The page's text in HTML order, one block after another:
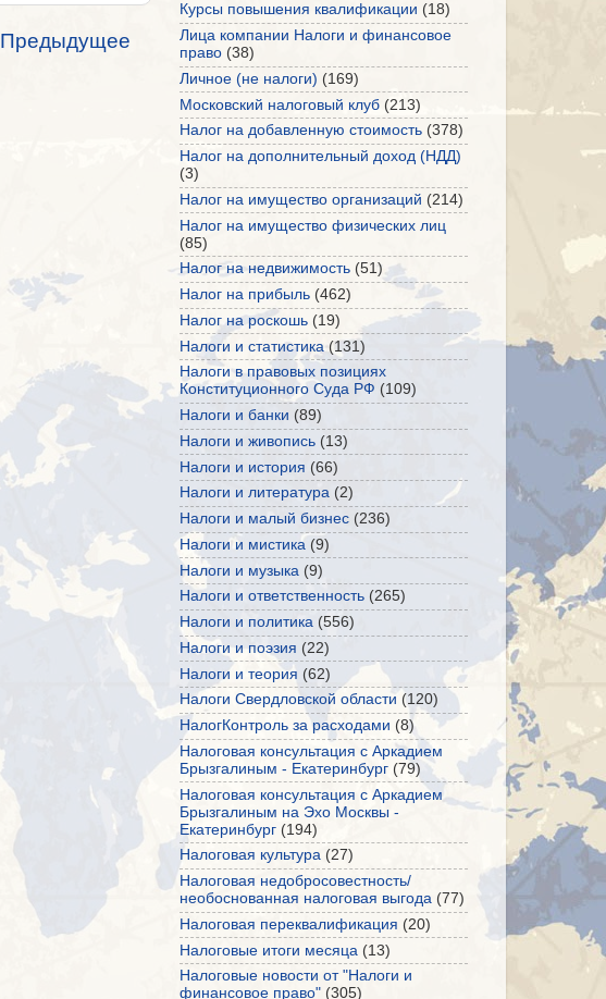
Предыдущее
Курсы повышения квалификации (18)
Лица компании Налоги и финансовое
право (38)
Личное (не налоги) (169)
Московский налоговый клуб (213)
Налог на добавленную стоимость (378)
Налог на дополнительный доход (НДД)
(3)
Налог на имущество организаций (214)
Налог на имущество физических лиц
(85)
Налог на недвижимость (51)
Налог на прибыль (462)
Налог на роскошь (19)
Налоги и статистика (131)
Налоги в правовых позициях
Конституционного Суда РФ (109)
Налоги и банки (89)
Налоги и живопись (13)
Налоги и история (66)
Налоги и литература (2)
Налоги и малый бизнес (236)
Налоги и мистика (9)
Налоги и музыка (9)
Налоги и ответственность (265)
Налоги и политика (556)
Налоги и поэзия (22)
Налоги и теория (62)
Налоги Свердловской области (120)
НалогКонтроль за расходами (8)
Налоговая консультация с Аркадием
Брызгалиным - Екатеринбург (79)
Налоговая консультация с Аркадием
Брызгалиным на Эхо Москвы -
Екатеринбург (194)
Налоговая культура (27)
Налоговая недобросовестность/
необоснованная налоговая выгода (77)
Налоговая переквалификация (20)
Налоговые итоги месяца (13)
Налоговые новости от "Налоги и
финансовое право" (305)